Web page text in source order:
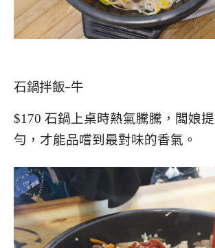
石鍋拌飯-牛
$170 石鍋上桌時熱氣騰騰，闆娘
勻，才能品嚐到最對味的香氣。